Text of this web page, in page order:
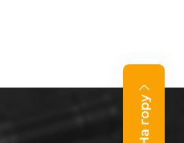
На гору